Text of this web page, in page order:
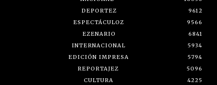
DEPORTEZ
9612
ESPECTÁCULOZ
9566
EZENARIO
6841
INTERNACIONAL
5934
EDICIÓN IMPRESA
5794
REPORTAJEZ
5096
CULTURA
4225